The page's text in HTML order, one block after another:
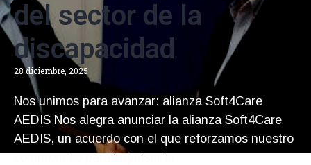
del sector de la
discapacidad
28 diciembre, 2025
Nos unimos para avanzar: alianza Soft4Care
AEDIS Nos alegra anunciar la alianza Soft4Care
AEDIS, un acuerdo con el que reforzamos nuestro
compromiso para impulsar la